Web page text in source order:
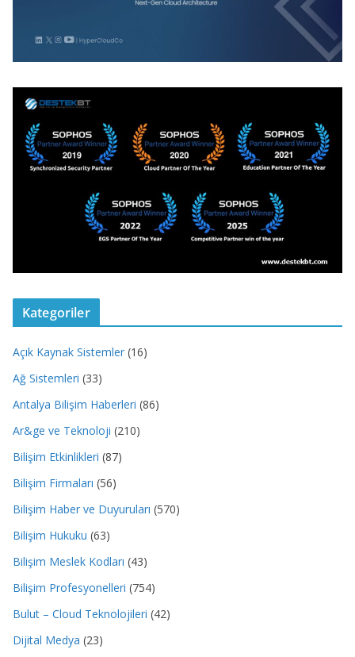
Kategoriler
Açık Kaynak Sistemler (16)
Ağ Sistemleri (33)
Antalya Bilişim Haberleri (86)
Ar&ge ve Teknoloji (210)
Bilişim Etkinlikleri (87)
Bilişim Firmaları (56)
Bilişim Haber ve Duyuruları (570)
Bilişim Hukuku (63)
Bilişim Meslek Kodları (43)
Bilişim Profesyonelleri (754)
Bulut – Cloud Teknolojileri (42)
Dijital Medya (23)